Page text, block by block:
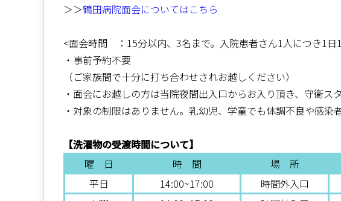
＞＞鶴田病院面会についてはこちら
<面会時間 ：15分以内、3名まで。入院患者さん1人につき1日
・事前予約不要
（ご家族間で十分に打ち合わせされお越しください）
・面会にお越しの方は当院夜間出入口からお入り頂き、守衛ス
・対象の制限はありません。乳幼児、学童でも体調不良や感染
【洗濯物の受渡時間について】
曜 日
時 間 場 所
平日
14:00~17:00 時間外入口